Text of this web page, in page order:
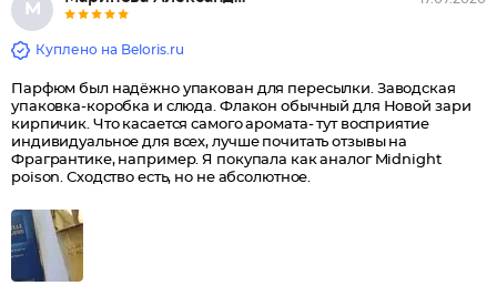
М
Куплено на Beloris.ru
Парфюм был надёжно упакован для пересылки. Заводская
упаковка-коробка и слюда. Флакон обычный для Новой зари
кирпичик. Что касается самого аромата- тут восприятие
индивидуальное для всех, лучше почитать отзывы на
Фрагрантике, например. Я покупала как аналог Midnight
poison. Сходство есть, но не абсолютное.